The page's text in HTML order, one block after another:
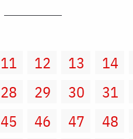
11 12 13 14
28 29 30 31
45 46 47 48